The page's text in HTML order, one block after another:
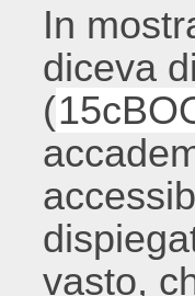
In
diceva
(
vasto,